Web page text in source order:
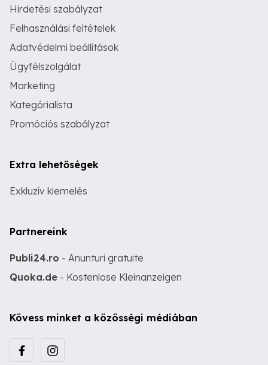
Hirdetési szabályzat
Felhasználási feltételek
Adatvédelmi beállítások
Ügyfélszolgálat
Marketing
Kategórialista
Promóciós szabályzat
Extra lehetőségek
Exkluzív kiemelés
Partnereink
Publi24.ro - Anunturi gratuite
Quoka.de - Kostenlose Kleinanzeigen
Kövess minket a közösségi médiában